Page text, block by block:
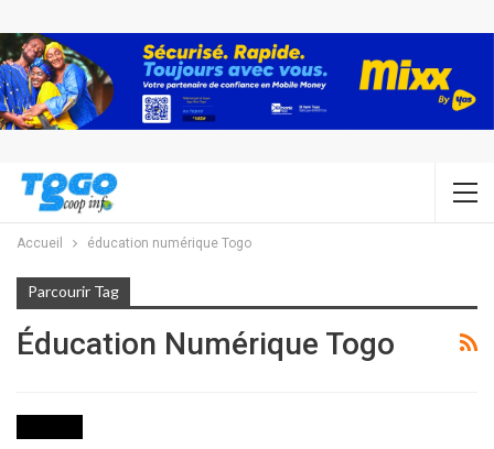
Accueil éducation numérique Togo
Parcourir Tag
Éducation Numérique Togo